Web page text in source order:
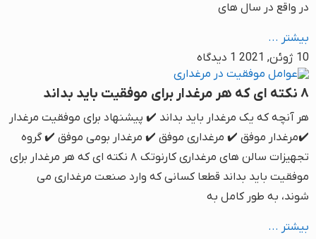
در واقع در سال های
بیشتر ...
10 ژوئن, 2021
1 دیدگاه
۸ نکته ای که هر مرغدار برای موفقیت باید بداند
هر آنچه که یک مرغدار باید بداند ✔️ پیشنهاد برای موفقیت مرغدار
✔️مرغدار موفق ✔️ مرغداری موفق ✔️ مرغدار بومی موفق ✔️ گروه
تجهیزات سالن های مرغداری کارنوتک ۸ نکته ای که هر مرغدار برای
موفقیت باید بداند قطعا کسانی که وارد صنعت مرغداری می
شوند، به طور کامل به
بیشتر ...